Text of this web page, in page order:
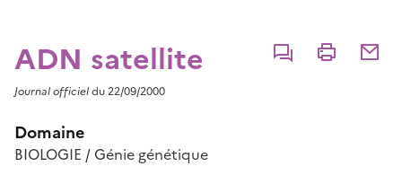
ADN satellite CommenterImprimer
Journal officieldu 22/09/2000
Domaine
BIOLOGIE / Génie génétique